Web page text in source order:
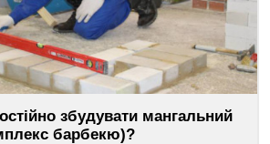
збудувати мангальний
барбекю)?